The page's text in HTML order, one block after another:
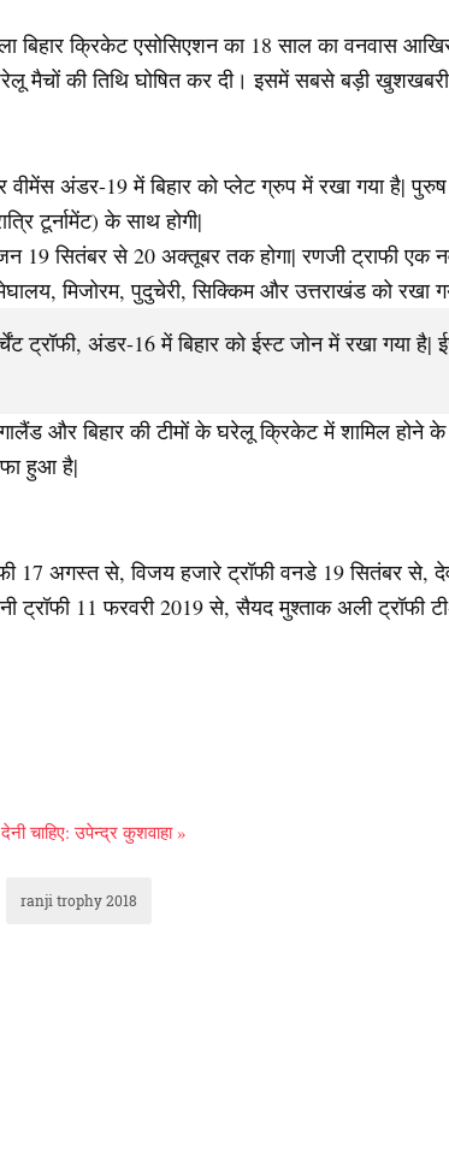
बिहार क्रिकेट एसोसिएशन का 18 साल का वनवास
मैचों की तिथि घोषित कर दी। इसमें सबसे बड़ी खुशखबरी
अंडर-19 में बिहार को प्लेट ग्रुप में रखा गया है|
टूर्नामेंट) के साथ होगी|
19 सितंबर से 20 अक्तूबर तक होगा| रणजी ट्राफी
मिजोरम, पुदुचेरी, सिक्किम और उत्तराखंड को रखा
ट्रॉफी, अंडर-16 में बिहार को ईस्ट जोन में रखा गया है|
और बिहार की टीमों के घरेलू क्रिकेट में शामिल होने
हुआ है|
17 अगस्त से, विजय हजारे ट्रॉफी वनडे 19 सितंबर
ट्रॉफी 11 फरवरी 2019 से, सैयद मुश्ताक अली ट्रॉफी
चाहिए: उपेन्द्र कुशवाहा »
ranji trophy 2018